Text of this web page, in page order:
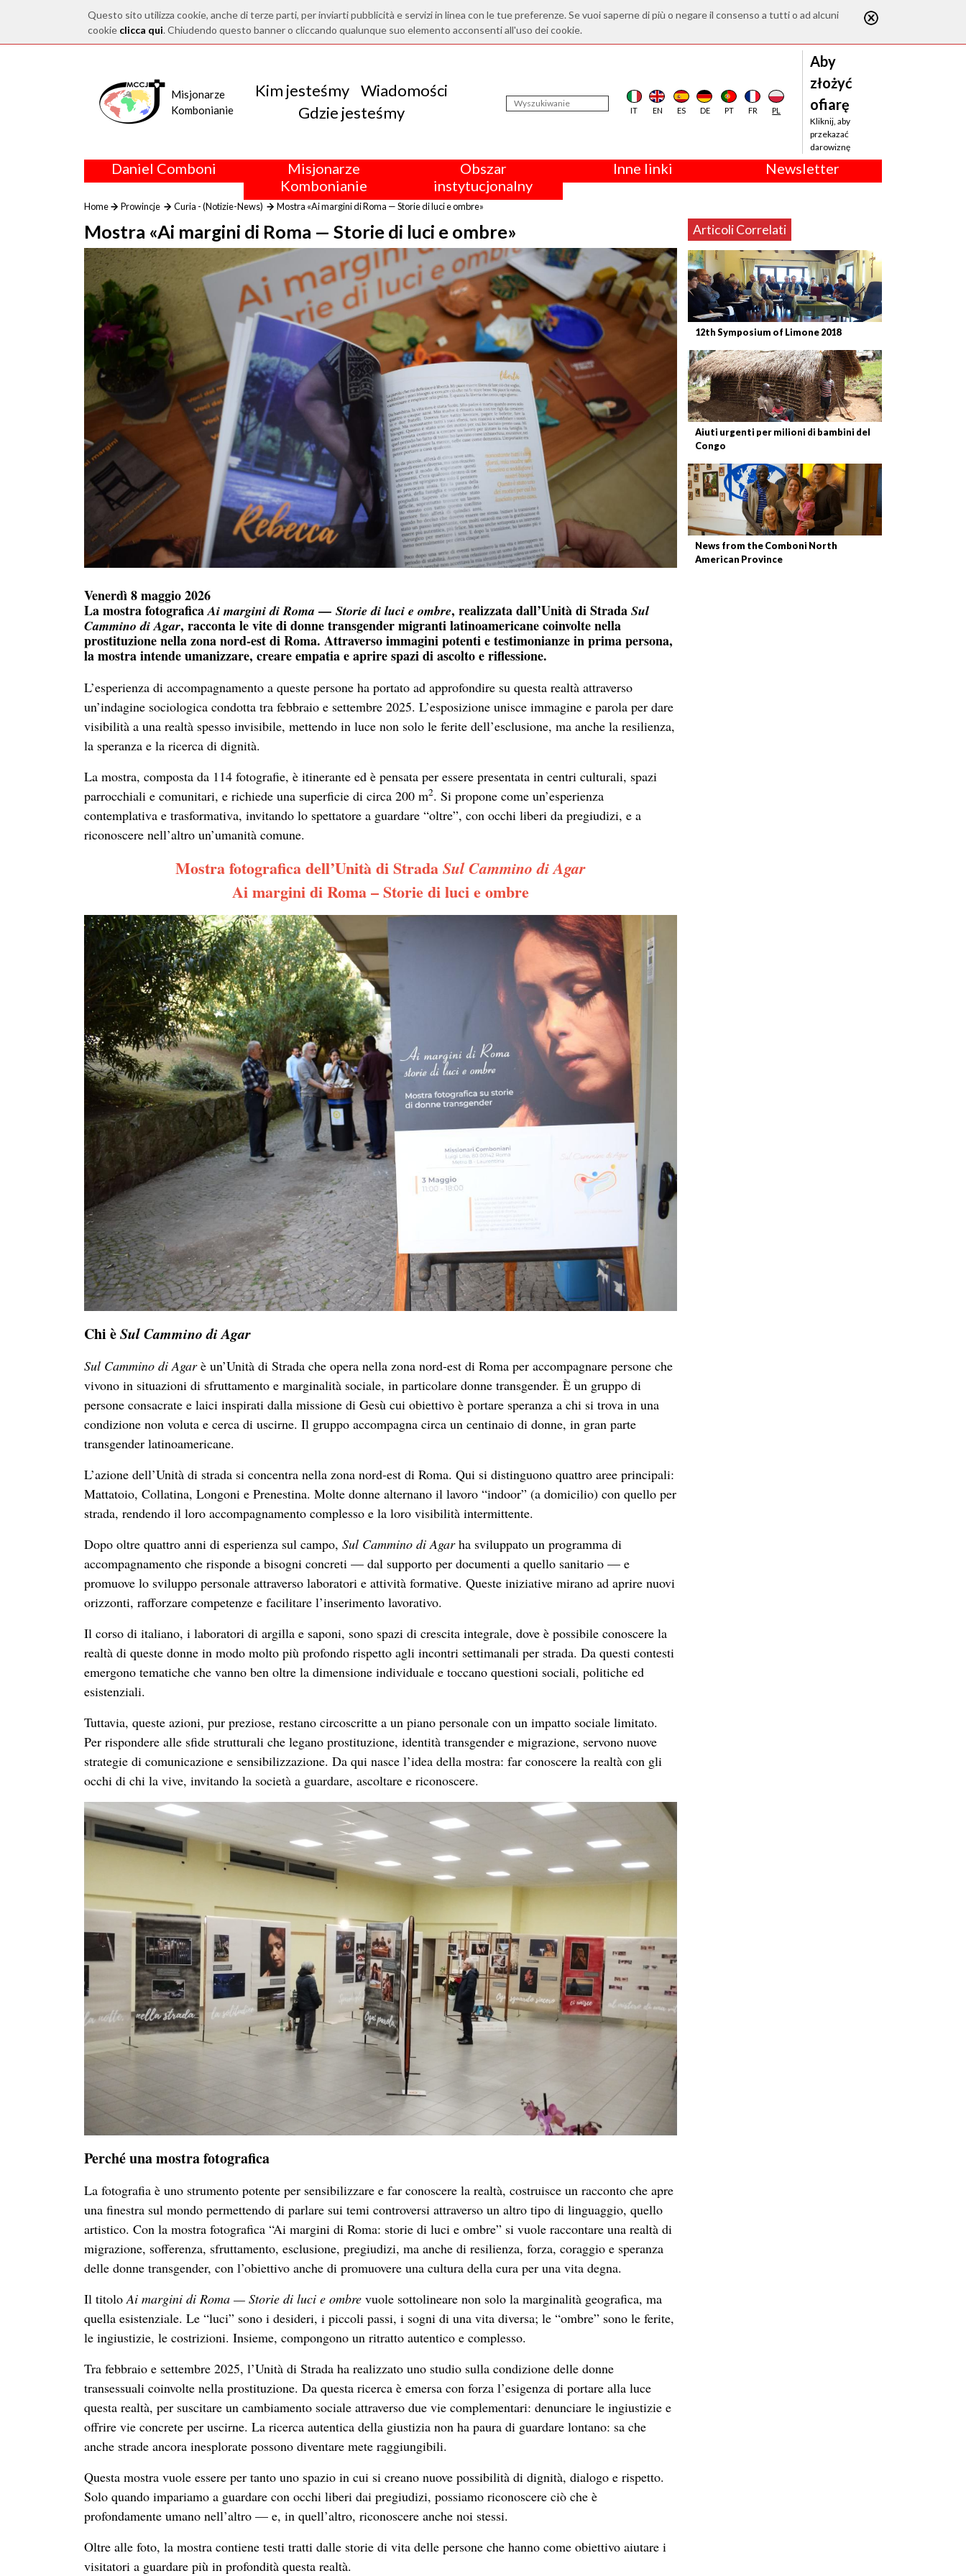
Questo sito utilizza cookie, anche di terze parti, per inviarti pubblicità e servizi in linea con le tue preferenze. Se vuoi saperne di più o negare il consenso a tutti o ad alcuni
cookie clicca qui. Chiudendo questo banner o cliccando qualunque suo elemento acconsenti all'uso dei cookie.
Misjonarze
Kombonianie
Kim jesteśmy
Wiadomości
Gdzie jesteśmy
IT EN ES DE PT FR PL
Aby
złożyć
ofiarę
Kliknij, aby
przekazać
darowiznę
Daniel Comboni
Misjonarze
Kombonianie
Obszar
instytucjonalny
Inne linki Newsletter
Home Prowincje Curia - (Notizie-News) Mostra «Ai margini di Roma — Storie di luci e ombre»
Mostra «Ai margini di Roma — Storie di luci e ombre» Articoli Correlati
12th Symposium of Limone 2018
Aiuti urgenti per milioni di bambini del
Congo
News from the Comboni North
American Province
Venerdì 8 maggio 2026
La mostra fotograficaAi margini di Roma — Storie di luci e ombre, realizzata dall’Unità di Strada Sul
Cammino di Agar, racconta le vite di donne transgender migranti latinoamericane coinvolte nella
prostituzione nella zona nord-est di Roma. Attraverso immagini potenti e testimonianze in prima persona,
la mostra intende umanizzare, creare empatia e aprire spazi di ascolto e riflessione.
L’esperienza di accompagnamento a queste persone ha portato ad approfondire su questa realtà attraverso
un’indagine sociologica condotta tra febbraio e settembre 2025. L’esposizione unisce immagine e parola per dare
visibilità a una realtà spesso invisibile, mettendo in luce non solo le ferite dell’esclusione, ma anche la resilienza,
la speranza e la ricerca di dignità.
La mostra, composta da 114 fotografie, è itinerante ed è pensata per essere presentata in centri culturali, spazi
parrocchiali e comunitari, e richiede una superficie di circa 200 m2. Si propone come un’esperienza
contemplativa e trasformativa, invitando lo spettatore a guardare “oltre”, con occhi liberi da pregiudizi, e a
riconoscere nell’altro un’umanità comune.
Mostra fotografica dell’Unità di StradaSul Cammino di Agar
Ai margini di Roma – Storie di luci e ombre
Chi è Sul Cammino di Agar
Sul Cammino di Agarè un’Unità di Strada che opera nella zona nord-est di Roma per accompagnare persone che
vivono in situazioni di sfruttamento e marginalità sociale, in particolare donne transgender. È un gruppo di
persone consacrate e laici inspirati dalla missione di Gesù cui obiettivo è portare speranza a chi si trova in una
condizione non voluta e cerca di uscirne. Il gruppo accompagna circa un centinaio di donne, in gran parte
transgender latinoamericane.
L’azione dell’Unità di strada si concentra nella zona nord-est di Roma. Qui si distinguono quattro aree principali:
Mattatoio, Collatina, Longoni e Prenestina. Molte donne alternano il lavoro “indoor” (a domicilio) con quello per
strada, rendendo il loro accompagnamento complesso e la loro visibilità intermittente.
Dopo oltre quattro anni di esperienza sul campo,Sul Cammino di Agarha sviluppato un programma di
accompagnamento che risponde a bisogni concreti — dal supporto per documenti a quello sanitario — e
promuove lo sviluppo personale attraverso laboratori e attività formative. Queste iniziative mirano ad aprire nuovi
orizzonti, rafforzare competenze e facilitare l’inserimento lavorativo.
Il corso di italiano, i laboratori di argilla e saponi, sono spazi di crescita integrale, dove è possibile conoscere la
realtà di queste donne in modo molto più profondo rispetto agli incontri settimanali per strada. Da questi contesti
esistenziali.
Tuttavia, queste azioni, pur preziose, restano circoscritte a un piano personale con un impatto sociale limitato.
Per rispondere alle sfide strutturali che legano prostituzione, identità transgender e migrazione, servono nuove
strategie di comunicazione e sensibilizzazione. Da qui nasce l’idea della mostra: far conoscere la realtà con gli
occhi di chi la vive, invitando la società a guardare, ascoltare e riconoscere.
Perché una mostra fotografica
La fotografia è uno strumento potente per sensibilizzare e far conoscere la realtà, costruisce un racconto che apre
una finestra sul mondo permettendo di parlare sui temi controversi attraverso un altro tipo di linguaggio, quello
artistico. Con la mostra fotografica “Ai margini di Roma: storie di luci e ombre” si vuole raccontare una realtà di
migrazione, sofferenza, sfruttamento, esclusione, pregiudizi, ma anche di resilienza, forza, coraggio e speranza
delle donne transgender, con l’obiettivo anche di promuovere una cultura della cura per una vita degna.
Il titolo
Ai margini di Roma — Storie di luci e ombrevuole sottolineare non solo la marginalità geografica, ma
quella esistenziale. Le “luci” sono i desideri, i piccoli passi, i sogni di una vita diversa; le “ombre” sono le ferite,
le ingiustizie, le costrizioni. Insieme, compongono un ritratto autentico e complesso.
Tra febbraio e settembre 2025, l’Unità di Strada ha realizzato uno studio sulla condizione delle donne
transessuali coinvolte nella prostituzione. Da questa ricerca è emersa con forza l’esigenza di portare alla luce
questa realtà, per suscitare un cambiamento sociale attraverso due vie complementari: denunciare le ingiustizie e
offrire vie concrete per uscirne. La ricerca autentica della giustizia non ha paura di guardare lontano: sa che
anche strade ancora inesplorate possono diventare mete raggiungibili.
Questa mostra vuole essere per tanto uno spazio in cui si creano nuove possibilità di dignità, dialogo e rispetto.
profondamente umano nell’altro — e, in quell’altro, riconoscere anche noi stessi.
Oltre alle foto, la mostra contiene testi tratti dalle storie di vita delle persone che hanno come obiettivo aiutare i
visitatori a guardare più in profondità questa realtà.